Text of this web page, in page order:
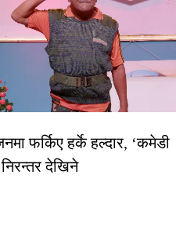
फर्किए हर्के हल्दार, ‘कमेडी
देखिने